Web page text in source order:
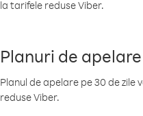
la tarifele reduse Viber.
Planuri de
Planul de apelare pe 30 de
reduse Viber.